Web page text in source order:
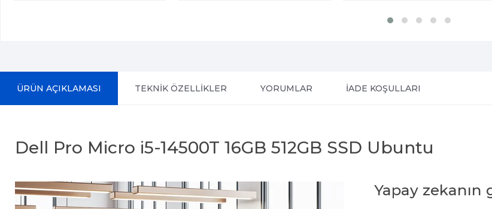
ÜRÜN AÇIKLAMASI TEKNİK ÖZELLİKLER YORUMLAR İADE KOŞULLARI
Dell Pro Micro i5-14500T 16GB 512GB SSD Ubuntu
Yapay zekanın